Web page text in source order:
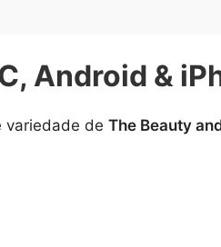
Android &
variedade de The Beauty